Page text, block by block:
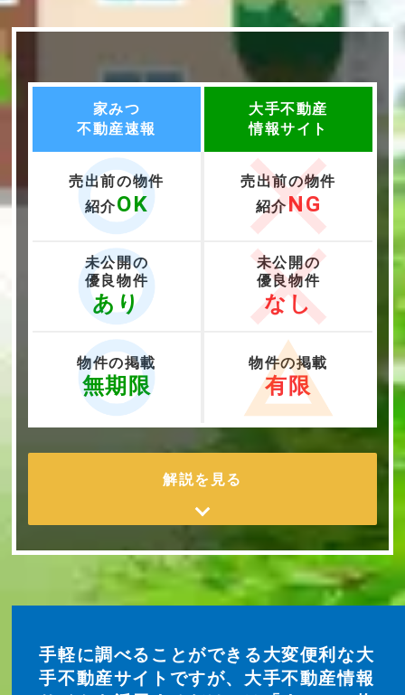
家みつ
不動産速報
大手不動産
情報サイト
売出前の物件
紹介OK
売出前の物件
紹介NG
未公開の
優良物件
あり
未公開の
優良物件
なし
物件の掲載
無期限
物件の掲載
有限
解説を見る
手軽に調べることができる大変便利な大
手不動産サイトですが、大手不動産情報